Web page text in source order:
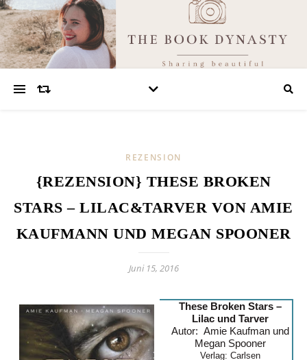
REZENSION
{REZENSION} THESE BROKEN
STARS – LILAC&TARVER VON AMIE
KAUFMANN UND MEGAN SPOONER
Juni 15, 2016
These Broken Stars –
Lilac und Tarver
Autor: Amie Kaufman und
Megan Spooner
Verlag: Carlsen